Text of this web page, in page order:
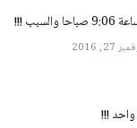
!!!
27, 2016
!!!